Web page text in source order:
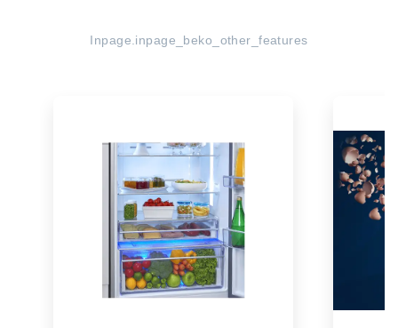
Inpage.inpage_beko_other_features